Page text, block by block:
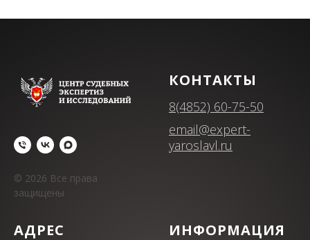
© 2026 Все права
защищены
КОНТАКТЫ
8(4852) 60-75-50
email@expert-
yaroslavl.ru
АДРЕС ИНФОРМАЦИЯ